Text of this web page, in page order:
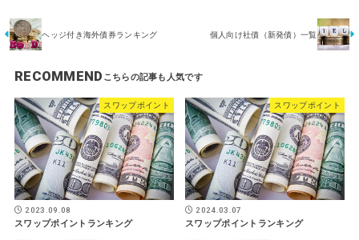
ヘッジ付き海外債券ランキング 個人向け社債（新発債）一覧
RECOMMEND
スワップポイント
2023.09.08
スワップポイントランキング
スワップポイント
2024.03.07
スワップポイントランキング